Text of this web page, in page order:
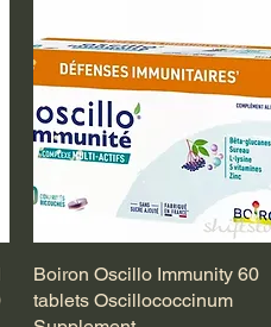
Podgląd
Boiron Oscillo Immunity 60
tablets Oscillococcinum